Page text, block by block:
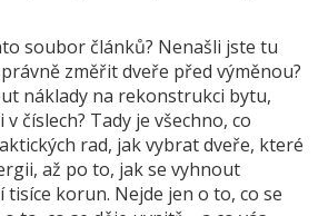
soubor článků? Nenašli jste tu
změřit dveře před výměnou?
náklady na rekonstrukci bytu,
číslech? Tady je všechno, co
rad, jak vybrat dveře, které
až po to, jak se vyhnout
korun. Nejde jen o to, co se